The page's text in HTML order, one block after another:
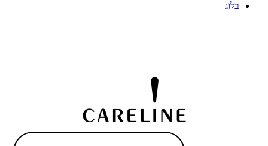
בלוג